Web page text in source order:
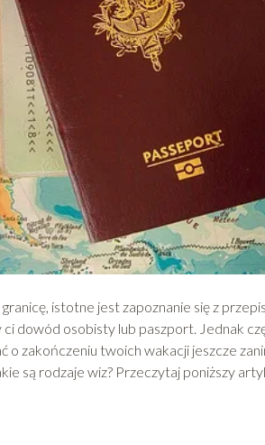
granicę, istotne jest zapoznanie się z
dowód osobisty lub paszport. Jednak
o zakończeniu twoich wakacji jeszcze
są rodzaje wiz? Przeczytaj poniższy